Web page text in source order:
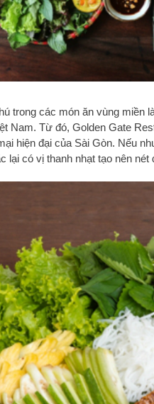
trong các món ăn vùng miền
Nam. Từ đó, Golden Gate
hiện đại của Sài Gòn. Nếu
lại có vị thanh nhạt tạo nên